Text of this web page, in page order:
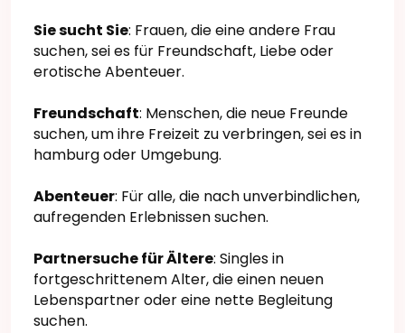
Sie sucht Sie: Frauen, die eine andere Frau
suchen, sei es für Freundschaft, Liebe oder
erotische Abenteuer.
Freundschaft: Menschen, die neue Freunde
suchen, um ihre Freizeit zu verbringen, sei es in
hamburg oder Umgebung.
Abenteuer: Für alle, die nach unverbindlichen,
aufregenden Erlebnissen suchen.
Partnersuche für Ältere: Singles in
fortgeschrittenem Alter, die einen neuen
Lebenspartner oder eine nette Begleitung
suchen.